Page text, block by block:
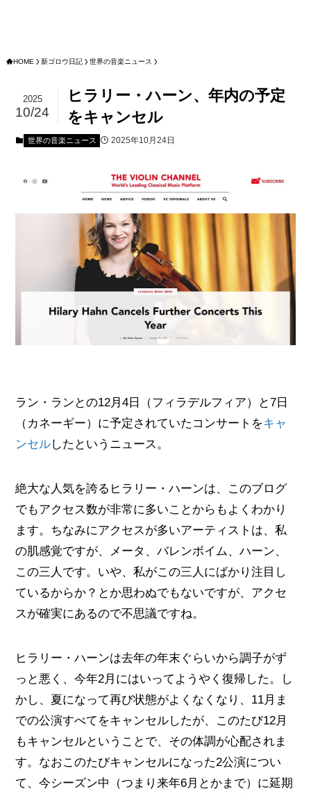
HOME 新ゴロウ日記 世界の音楽ニュース
ヒラリー・ハーン、年内の予定
をキャンセル
2025
10/24
世界の音楽ニュース 2025年10月24日
ラン・ランとの12月4日（フィラデルフィア）と7日
（カネーギー）に予定されていたコンサートをキャ
ンセルしたというニュース。
絶大な人気を誇るヒラリー・ハーンは、このブログ
でもアクセス数が非常に多いことからもよくわかり
ます。ちなみにアクセスが多いアーティストは、私
の肌感覚ですが、メータ、バレンボイム、ハーン、
この三人です。いや、私がこの三人にばかり注目し
ているからか？とか思わぬでもないですが、アクセ
スが確実にあるので不思議ですね。
ヒラリー・ハーンは去年の年末ぐらいから調子がず
っと悪く、今年2月にはいってようやく復帰した。し
かし、夏になって再び状態がよくなくなり、11月ま
での公演すべてをキャンセルしたが、このたび12月
もキャンセルということで、その体調が心配されま
す。なおこのたびキャンセルになった2公演につい
て、今シーズン中（つまり来年6月とかまで）に延期